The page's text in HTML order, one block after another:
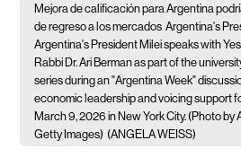
Mejora de calificación para Argentina
de regreso a los mercados Argentina's
Argentina's President Milei speaks with
Rabbi Dr. Ari Berman as part of the
series during an "Argentina Week"
economic leadership and voicing support
March 9, 2026 in New York City. (Photo by
Getty Images) (ANGELA WEISS)